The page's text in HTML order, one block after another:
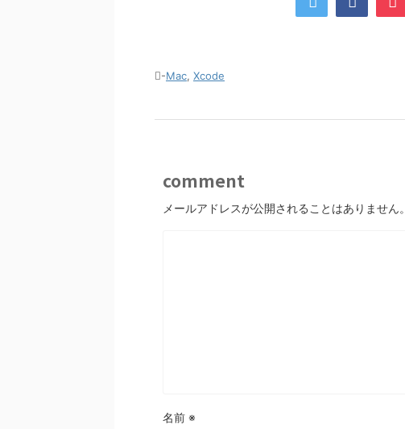
-Mac, Xcode
comment
メールアドレスが公開されることはありません。
名前 ※